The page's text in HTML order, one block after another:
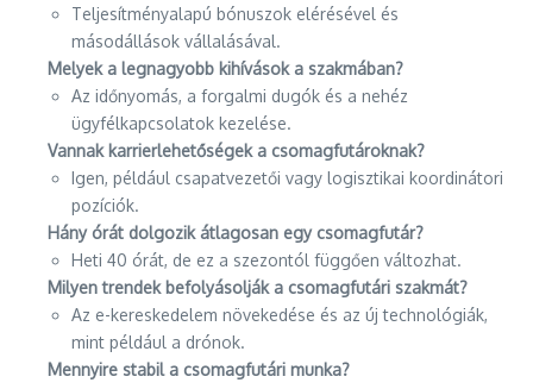
Teljesítményalapú bónuszok elérésével és
másodállások vállalásával.
Melyek a legnagyobb kihívások a szakmában?
Az időnyomás, a forgalmi dugók és a nehéz
ügyfélkapcsolatok kezelése.
Vannak karrierlehetőségek a csomagfutároknak?
Igen, például csapatvezetői vagy logisztikai koordinátori
pozíciók.
Hány órát dolgozik átlagosan egy csomagfutár?
Heti 40 órát, de ez a szezontól függően változhat.
Milyen trendek befolyásolják a csomagfutári szakmát?
Az e-kereskedelem növekedése és az új technológiák,
mint például a drónok.
Mennyire stabil a csomagfutári munka?